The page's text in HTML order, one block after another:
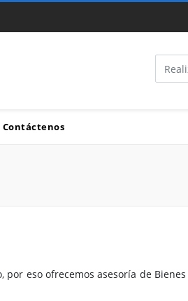
Contáctenos
eso ofrecemos asesoría de